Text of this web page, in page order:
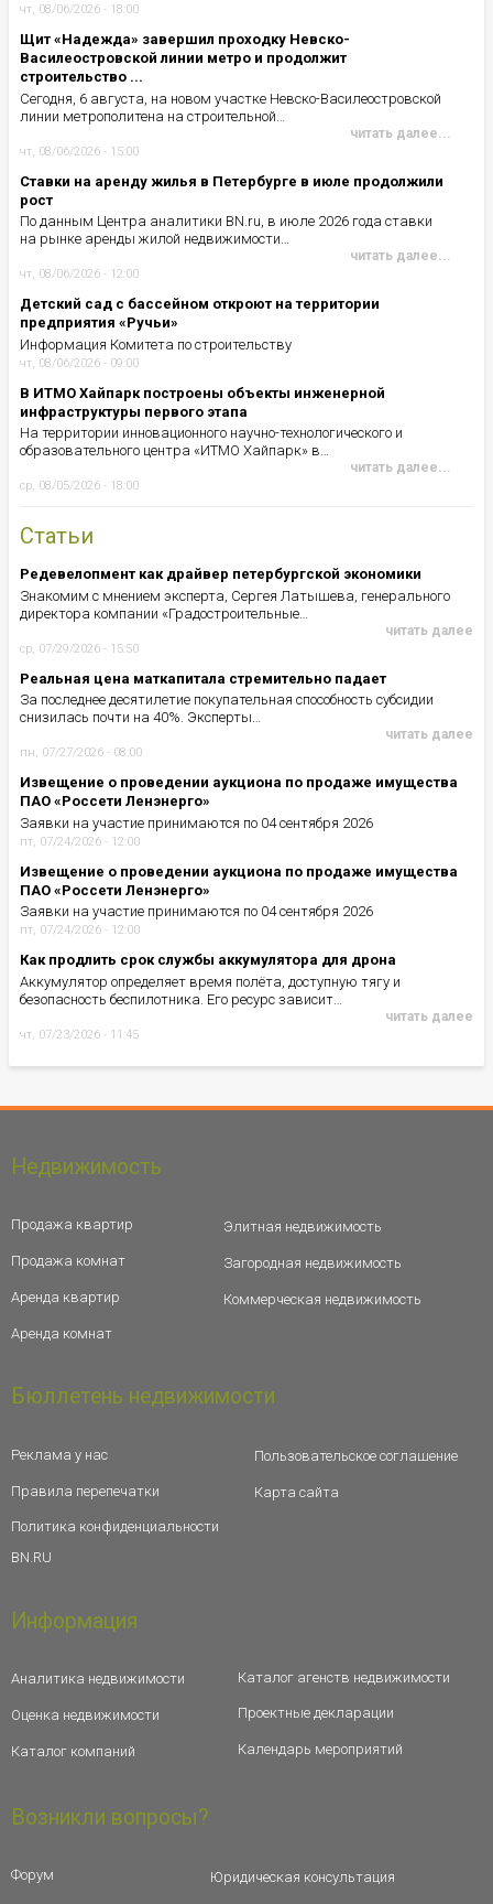
чт, 08/06/2026 - 18:00
Щит «Надежда» завершил проходку Невско-
Василеостровской линии метро и продолжит
строительство ...
Сегодня, 6 августа, на новом участке Невско-Василеостровской
линии метрополитена на строительной…
читать далее...
чт, 08/06/2026 - 15:00
Ставки на аренду жилья в Петербурге в июле продолжили
рост
По данным Центра аналитики BN.ru, в июле 2026 года ставки
на рынке аренды жилой недвижимости…
читать далее...
чт, 08/06/2026 - 12:00
Детский сад с бассейном откроют на территории
предприятия «Ручьи»
Информация Комитета по строительству
чт, 08/06/2026 - 09:00
В ИТМО Хайпарк построены объекты инженерной
инфраструктуры первого этапа
На территории инновационного научно-технологического и
образовательного центра «ИТМО Хайпарк» в…
читать далее...
ср, 08/05/2026 - 18:00
Статьи
Редевелопмент как драйвер петербургской экономики
Знакомим с мнением эксперта, Сергея Латышева, генерального
директора компании «Градостроительные…
читать далее
ср, 07/29/2026 - 15:50
Реальная цена маткапитала стремительно падает
За последнее десятилетие покупательная способность субсидии
снизилась почти на 40%. Эксперты…
читать далее
пн, 07/27/2026 - 08:00
Извещение о проведении аукциона по продаже имущества
ПАО «Россети Ленэнерго»
Заявки на участие принимаются по 04 сентября 2026
пт, 07/24/2026 - 12:00
Извещение о проведении аукциона по продаже имущества
ПАО «Россети Ленэнерго»
Заявки на участие принимаются по 04 сентября 2026
пт, 07/24/2026 - 12:00
Как продлить срок службы аккумулятора для дрона
Аккумулятор определяет время полёта, доступную тягу и
безопасность беспилотника. Его ресурс зависит…
читать далее
чт, 07/23/2026 - 11:45
Недвижимость
Продажа квартир
Продажа комнат
Аренда квартир
Аренда комнат
Элитная недвижимость
Загородная недвижимость
Коммерческая недвижимость
Бюллетень недвижимости
Реклама у нас
Правила перепечатки
Политика конфиденциальности
BN.RU
Пользовательское соглашение
Карта сайта
Информация
Аналитика недвижимости
Оценка недвижимости
Каталог компаний
Каталог агенств недвижимости
Проектные декларации
Календарь мероприятий
Возникли вопросы?
Форум Юридическая консультация